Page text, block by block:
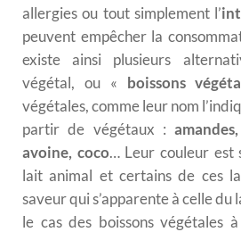
allergies ou tout simplement l’
peuvent empêcher la
existe ainsi plusieurs
végétal, ou « boissons
végétales, comme leur nom
partir de végétaux :
avoine, coco… Leur couleur est
lait animal et certains de ces
saveur qui s’apparente à celle du
le cas des boissons végétales